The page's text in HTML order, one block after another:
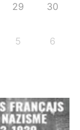
29 30
5 6